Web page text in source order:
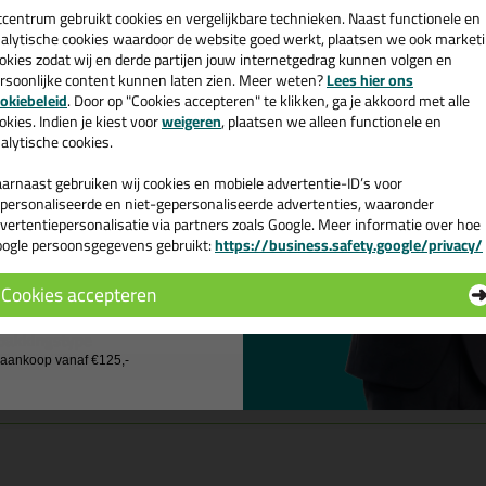
Breed inzetbaar
Permanent elastisch
Uitstekende hechting, ook op metaal
Oplosmiddel-, isocyanaat- en siliconenvrij
UV-, verouderings- en weerbestendig
component, universele en elastische lijm op basis van hybride
illbruck SP050 Multi
gebruikt cookies en vergelijkbare technieken. Naast functionele en
cookies waardoor de website goed werkt, plaatsen we ook
zodat wij en derde partijen jouw internetgedrag kunnen volgen en
content kunnen laten zien. Meer weten?Lees hier ons
. Door op "Cookies accepteren" te klikken, ga je akkoord met alle
Indien je kiest voorweigeren, plaatsen we alleen functionele en
cookies.
gebruiken wij cookies en mobiele advertentie-ID’s voor
en niet-gepersonaliseerde advertenties, waaronder
via partners zoals Google. Meer informatie over hoe
persoonsgegevens gebruikt:https://business.safety.google/privacy/
Cookies accepteren
💚
en ontvang een
€35,-bij je eerste bestelling!
de actiecode ›
geen cadeau
vanaf €125,-